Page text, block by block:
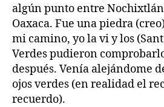
algún punto entre
Oaxaca. Fue una piedra
mi camino, yo la vi y los
Verdes pudieron
después. Venía alejándome
ojos verdes (en realidad el
recuerdo).